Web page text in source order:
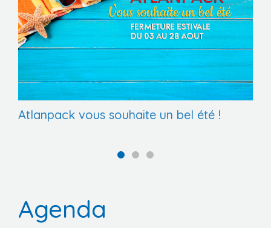
Atlanpack vous souhaite un bel été !
Agenda